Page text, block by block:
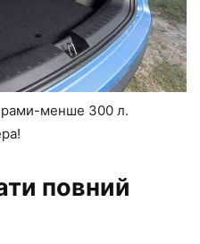
менше 300 л.
повний